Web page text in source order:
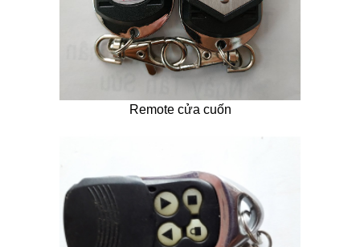
Remote cửa cuốn